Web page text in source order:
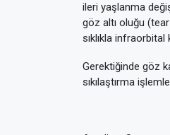
ileri yaşlanma
göz altı oluğu
sıklıkla
Gerektiğinde göz
sıkılaştırma